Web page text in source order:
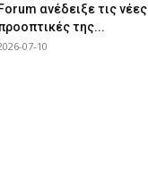
Forum ανέδειξε τις νέες
της...
07-10